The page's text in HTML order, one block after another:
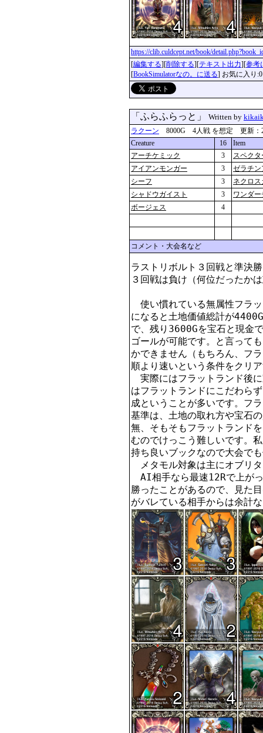
https://clib.culdcept.net/book/
[編集する][削除する][テキスト出力][参考
[BookSimulatorなの。に送る] お気に入り:0
「ふらふらっと」 Written by
ラクーン 8000G 4人戦 を想定 更新：
Creature
16
Item
アーチケミック
3
スペク
アイアンモンガー
3
ゼラチン
シーフ
3
ネクロ
シャドウガイスト
3
ワンダ
ボージェス
4
コメント・大会名など
ラストリボルト３回戦と準決
３回戦は負け（何位だったか
使い慣れている無属性フラ
になると土地価値総計が
で、残り3600Gを宝石と現金
ゴールが可能です。と言って
かできません（もちろん、フ
順より速いという条件をクリ
実際にはフラットランド後
はフラットランドにこだわら
成ということが多いです。フ
基準は、土地の取れ方や宝石
無、そもそもフラットランド
むのでけっこう難しいです。
持ち良いブックなので大会で
メタモル対象は主にオブリ
AI相手なら最速12Rで上が
勝ったことがあるので、見た
がバレている相手からは余計